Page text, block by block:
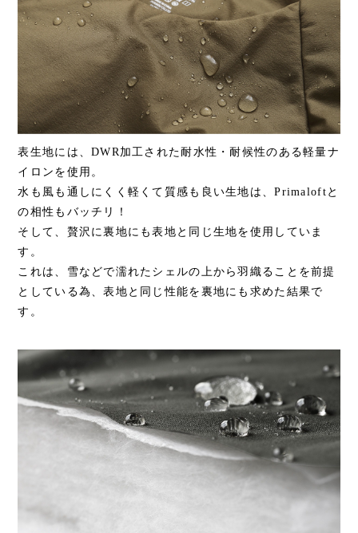
表生地には、DWR加工された耐水性・耐候性のある軽量ナ
イロンを使用。
水も風も通しにくく軽くて質感も良い生地は、Primaloftと
の相性もバッチリ！
そして、贅沢に裏地にも表地と同じ生地を使用していま
す。
これは、雪などで濡れたシェルの上から羽織ることを前提
としている為、表地と同じ性能を裏地にも求めた結果で
す。